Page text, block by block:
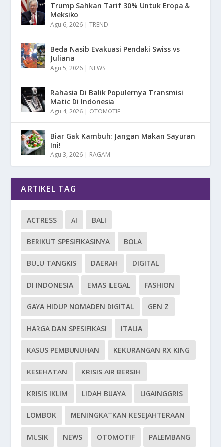
Trump Sahkan Tarif 30% Untuk Eropa &
Meksiko
Agu 6, 2026 |TREND
Beda Nasib Evakuasi Pendaki Swiss vs
Juliana
Agu 5, 2026 | NEWS
Rahasia Di Balik Populernya Transmisi
Matic Di Indonesia
Agu 4, 2026 | OTOMOTIF
Biar Gak Kambuh: Jangan Makan Sayuran
Ini!
Agu 3, 2026 | RAGAM
ARTIKEL TAG
ACTRESS AI BALI
BERIKUT SPESIFIKASINYA BOLA
BULU TANGKIS DAERAH DIGITAL
DI INDONESIA EMAS ILEGAL FASHION
GAYA HIDUP NOMADEN DIGITAL GEN Z
HARGA DAN SPESIFIKASI ITALIA
KASUS PEMBUNUHAN KEKURANGAN RX KING
KESEHATAN KRISIS AIR BERSIH
KRISIS IKLIM LIDAH BUAYA LIGAINGGRIS
LOMBOK MENINGKATKAN KESEJAHTERAAN
MUSIK NEWS OTOMOTIF PALEMBANG